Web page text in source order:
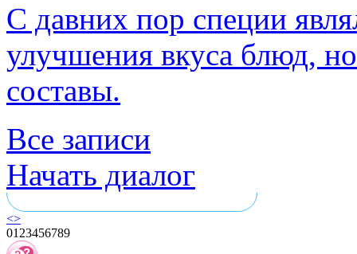
С давних пор специи
улучшения вкуса блюд,
составы.
Все записи
Начать диалог
<>
01 23456789